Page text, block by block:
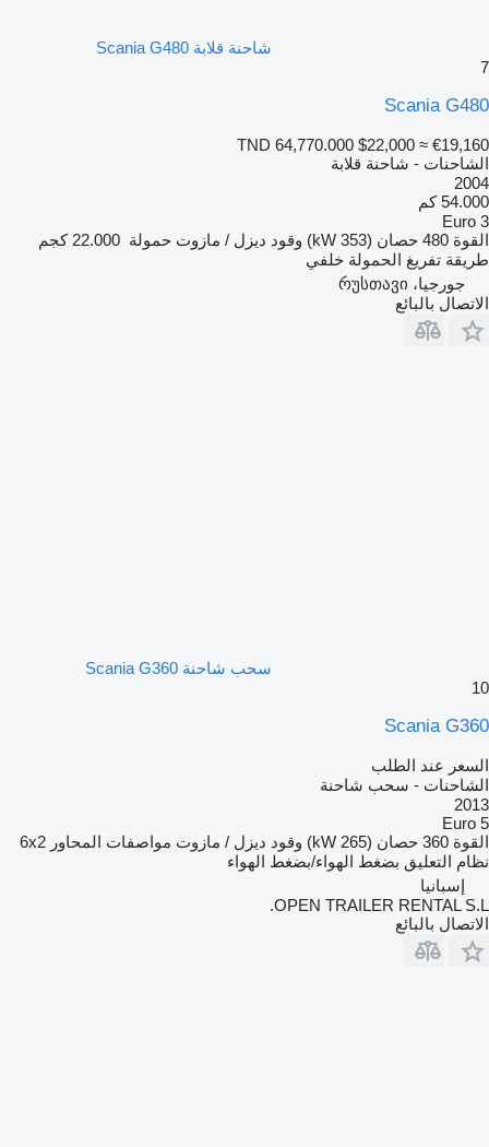
شاحنة قلابة Scania G480
7
Scania G480
TND 64,770.000 $22,000 ≈ €19,160
الشاحنات - شاحنة قلابة
2004
54.000 كم
Euro 3
القوة 480 حصان (353 kW) وقود ديزل / مازوت حمولة 22.000 كجم
طريقة تفريغ الحمولة خلفي
جورجيا، რუსთავი
الاتصال بالبائع
سحب شاحنة Scania G360
10
Scania G360
السعر عند الطلب
الشاحنات - سحب شاحنة
2013
Euro 5
القوة 360 حصان (265 kW) وقود ديزل / مازوت مواصفات المحاور 6x2
نظام التعليق بضغط الهواء/بضغط الهواء
إسبانيا
OPEN TRAILER RENTAL S.L.
الاتصال بالبائع